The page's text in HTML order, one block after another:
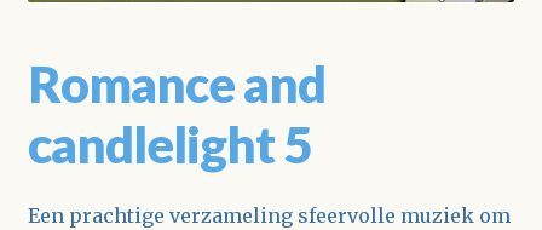
Romance and
candlelight 5
Een prachtige verzameling sfeervolle muziek om